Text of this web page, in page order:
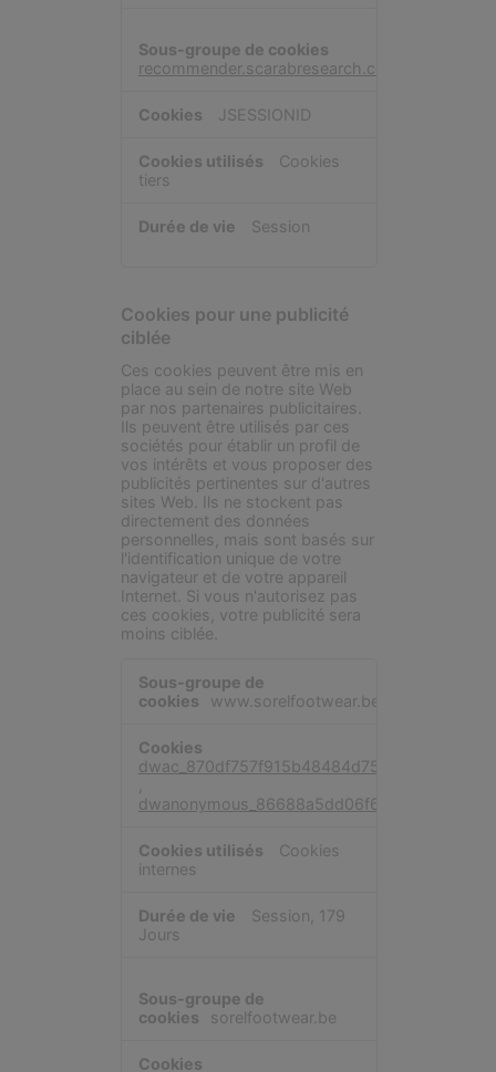
recommender.scarabresearch.com
JSESSIONID
Cookies
tiers
Session
Cookies pour une publicité
ciblée
Ces cookies peuvent être mis en
place au sein de notre site Web
par nos partenaires publicitaires.
Ils peuvent être utilisés par ces
sociétés pour établir un profil de
vos intérêts et vous proposer des
publicités pertinentes sur d'autres
sites Web. Ils ne stockent pas
directement des données
personnelles, mais sont basés sur
l'identification unique de votre
navigateur et de votre appareil
Internet. Si vous n'autorisez pas
ces cookies, votre publicité sera
moins ciblée.
pour
une
publicité
ciblée
www.sorelfootwear.be
dwac_870df757f915b48484d753811e
Cookies
internes
Session, 179
Jours
sorelfootwear.be